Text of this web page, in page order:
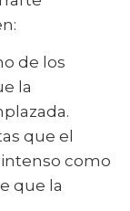
de los
la
que el
como
que la